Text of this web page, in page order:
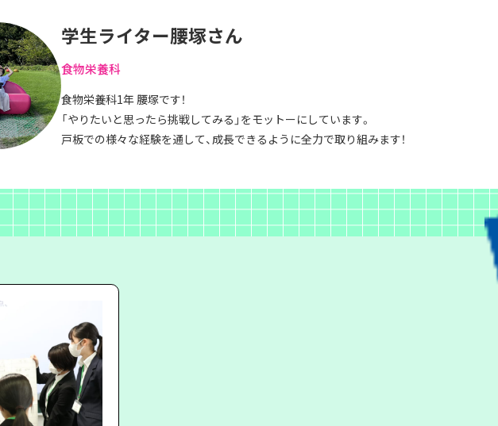
学生ライター腰塚さん
食物栄養科
食物栄養科1年 腰塚です！
「やりたいと思ったら挑戦してみる」をモットーにしています。
戸板での様々な経験を通して、成長できるように全力で取り組みます！